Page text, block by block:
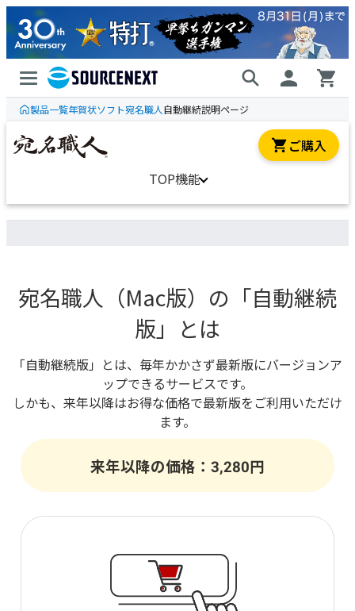
製品一覧年賀状ソフト宛名職人自動継続説明ページ
TOP機能
ご購入
の「
」とは
「
」とは、毎年かかさず最新版にバージョンア
ップできるサービスです。
しかも、来年以降はお得な価格で最新版をご利用いただけ
ます。
来年以降の価格： 円